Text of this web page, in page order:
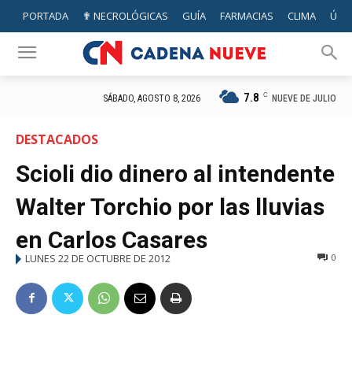
PORTADA ✟ NECROLÓGICAS GUÍA FARMACIAS CLIMA
SÁBADO, AGOSTO 8, 2026 7.8 C NUEVE DE JULIO
DESTACADOS
Scioli dio dinero al intendente
Walter Torchio por las lluvias
en Carlos Casares
LUNES 22 DE OCTUBRE DE 2012 0